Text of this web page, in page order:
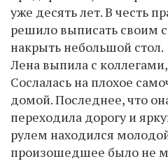
уже десять лет. В честь
решило выписать своим
накрыть небольшой стол.
Лена выпила с
Сослалась на плохое
домой. Последнее, что
переходила дорогу и
рулем находился
произошедшее было не